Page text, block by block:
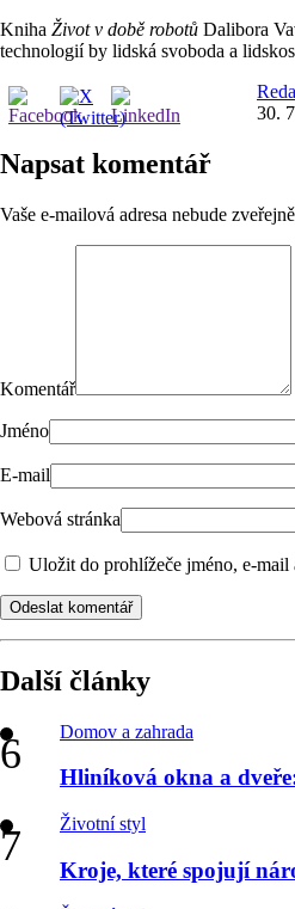
Kniha Život v době robotů Dalibora
technologií by lidská svoboda a
30.
Napsat komentář
Vaše e-mailová adresa nebude
Komentář
Jméno
E-mail
Webová stránka
Uložit do prohlížeče jméno, e-
Odeslat komentář
Další články
Domov a zahrada
Hliníková okna a
Životní styl
Kroje, které spojují